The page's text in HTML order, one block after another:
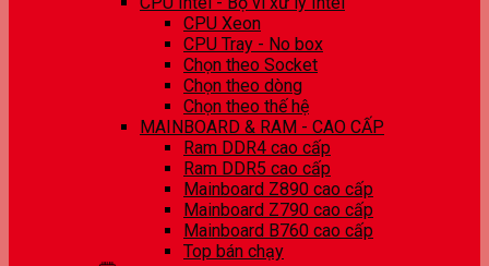
CPU Xeon
CPU Tray - No box
Chọn theo Socket
Chọn theo dòng
Chọn theo thế hệ
MAINBOARD & RAM - CAO CẤP
Ram DDR4 cao cấp
Ram DDR5 cao cấp
Mainboard Z890 cao cấp
Mainboard Z790 cao cấp
Mainboard B760 cao cấp
Top bán chạy